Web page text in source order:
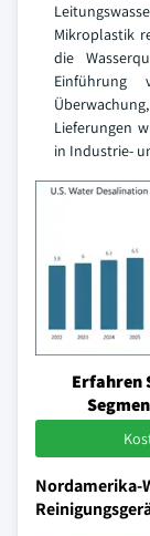
Mikroplastik
die
Einführung
Lieferungen
in Industrie-
Erfahren